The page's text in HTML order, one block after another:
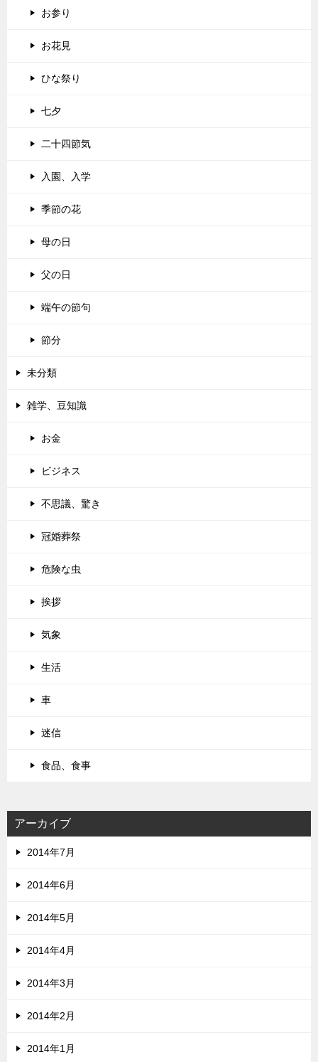
お参り
お花見
ひな祭り
七夕
二十四節気
入園、入学
季節の花
母の日
父の日
端午の節句
節分
未分類
雑学、豆知識
お金
ビジネス
不思議、驚き
冠婚葬祭
危険な虫
挨拶
気象
生活
車
迷信
食品、食事
アーカイブ
2014年7月
2014年6月
2014年5月
2014年4月
2014年3月
2014年2月
2014年1月